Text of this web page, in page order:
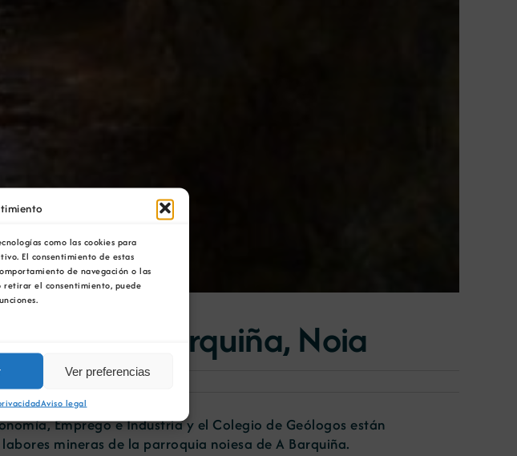
como las cookies para
El consentimiento de estas
de navegación o las
retirar el consentimiento, puede
Ver preferencias
Aviso legal
en A Barquiña, Noia
Emprego e Industria y el Colegio de Geólogos están
mineras de la parroquia noiesa de A Barquiña.